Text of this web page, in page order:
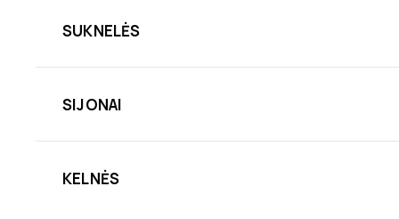
SUKNELĖS
SIJONAI
KELNĖS